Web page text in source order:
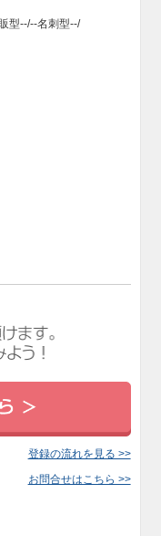
型--/--名刺型--/
登録の流れを見る >>
お問合せはこちら >>